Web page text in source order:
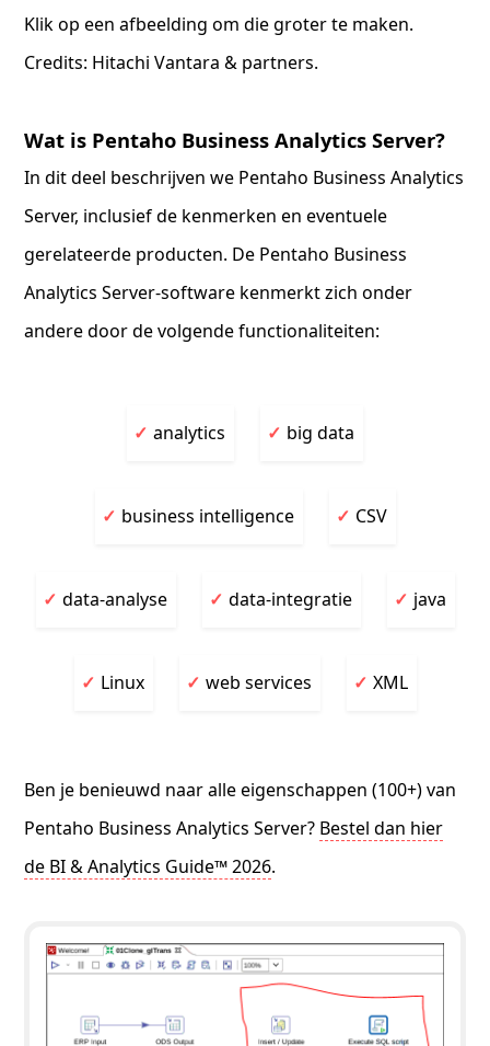
Klik op een afbeelding om die groter te maken.
Credits: Hitachi Vantara & partners.
Wat is Pentaho Business Analytics Server?
In dit deel beschrijven we Pentaho Business Analytics
Server, inclusief de kenmerken en eventuele
gerelateerde producten. De Pentaho Business
Analytics Server-software kenmerkt zich onder
andere door de volgende functionaliteiten:
analytics big data
business intelligence CSV
data-analyse data-integratie java
Linux web services XML
Ben je benieuwd naar alle eigenschappen (100+) van
Pentaho Business Analytics Server? Bestel dan hier
de BI & Analytics Guide™ 2026.